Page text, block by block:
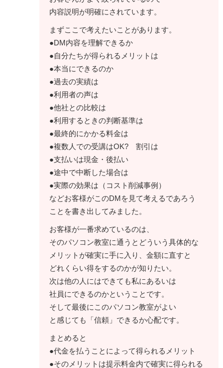
内容説明が明確にされています。
まずここで考えたいことがあります。
●DM内容を理解できるか
●自分たちが得られるメリットは
●本当にできるのか
●過去の実績は
●利用者の声は
●他社との比較は
●利用するときの判断基準は
●最終的にかかる料金は
●複数人での受講はOK? 割引は
●支払いは現金・後払い
●途中で中断した場合は
●実際の効果は（コスト削減事例）
などお客様がこのDMを見て考えるであろう
ことを書き出してみました。
お客様が一番求めているのは、
そのパソコン教室に通うとどういう具体的な
メリットが確実に手に入り、金額に直すと
どれくらい得をするのかが知りたい。
次は他の人にはできても私にあるいは
社員にできるのかということです。
そして最後にこのパソコン教室がよい
と感じても「信頼」できるか心配です。
まとめると
●代金を払うことによって得られるメリット
●そのメリットは提示料金内で確実に得られる